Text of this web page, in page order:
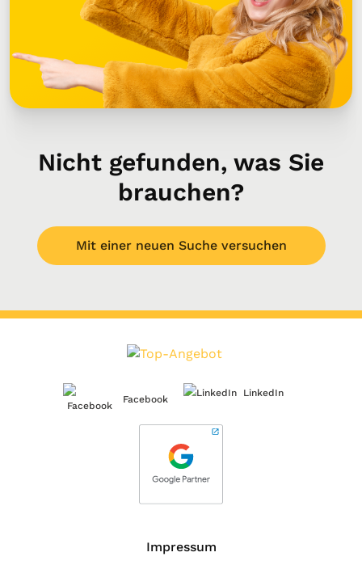
Nicht gefunden, was Sie
brauchen?
Mit einer neuen Suche versuchen
Facebook
LinkedIn
Impressum